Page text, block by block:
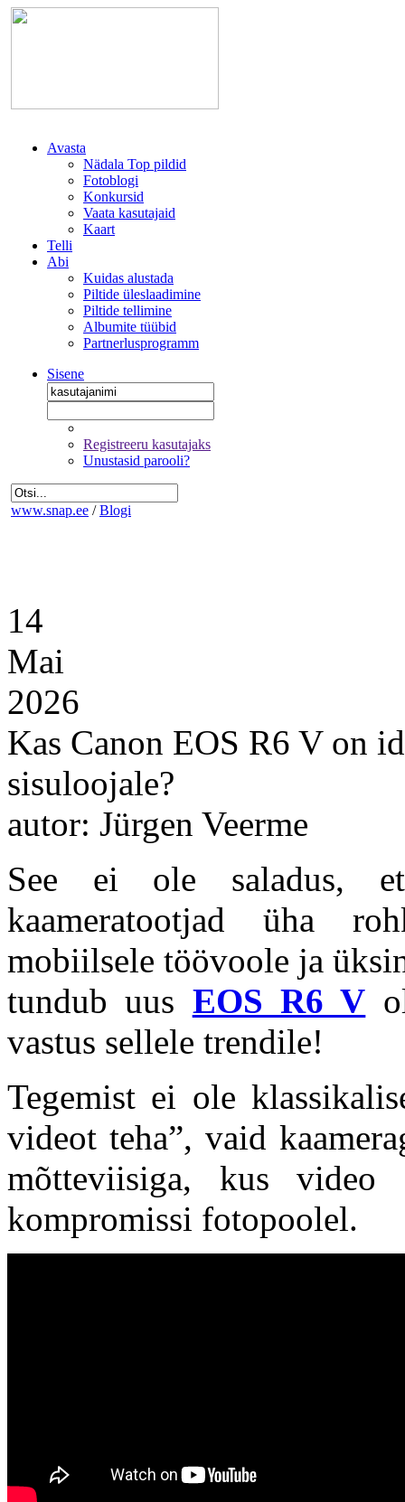
Avasta
Nädala Top pildid
Fotoblogi
Konkursid
Vaata kasutajaid
Kaart
Telli
Abi
Kuidas alustada
Piltide üleslaadimine
Piltide tellimine
Albumite tüübid
Partnerlusprogramm
Sisene
Registreeru kasutajaks
Unustasid parooli?
www.snap.ee / Blogi
14
Mai
2026
Kas Canon EOS R6 V on
sisuloojale?
autor: Jürgen Veerme
See ei ole saladus,
kaameratootjad üha
mobiilsele töövoole ja
tundub uus EOS R6 V
vastus sellele trendile!
Tegemist ei ole
videot teha”, vaid
mõtteviisiga, kus
kompromissi fotopoolel.